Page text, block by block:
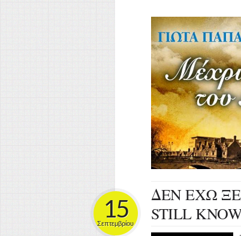
ΔΕΝ ΕΧΩ
STILL
15
Σεπτεμβρίου